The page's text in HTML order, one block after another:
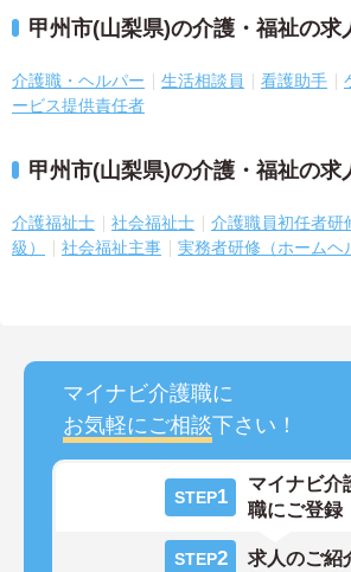
甲州市(山梨県)の介護・福祉の求
介護職・ヘルパー 生活相談員 看護助手
ービス提供責任者
甲州市(山梨県)の介護・福祉の求
介護福祉士 社会福祉士
介護職員初任者研
級）
社会福祉主事 実務者研修（ホームヘ
マイナビ介護職に
お気軽にご相談下さい！
STEP1
マイナビ介
職にご登録
STEP2 求人のご紹